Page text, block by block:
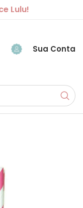
Lulu!
Sua Conta